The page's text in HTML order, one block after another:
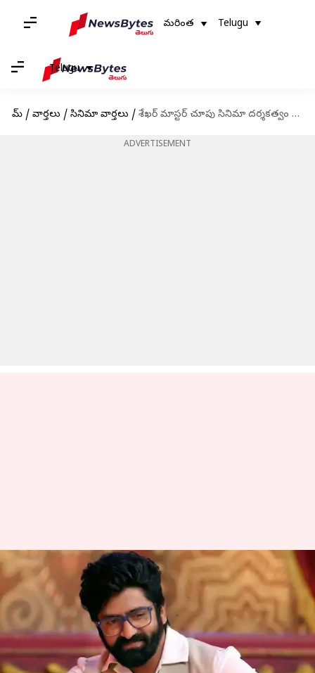
మరింత Telugu
Telugu
హోమ్ / వార్తలు / సినిమా వార్తలు / శేఖర్ మాస్టర్ చూపు సినిమా దర్శకత్వం వైపు ?
ADVERTISEMENT
శేఖర్ మాస్టర్ చూపు సినిమా
దర్శకత్వం వైపు ?
Sriram Pranateja Feb 11, 2023
ఈ వార్తాకథనం ఏంటి